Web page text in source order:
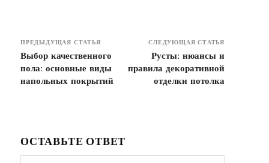
ПРЕДЫДУЩАЯ СТАТЬЯ
Выбор качественного
пола: основные виды
напольных покрытий
СЛЕДУЮЩАЯ СТАТЬЯ
Русты: нюансы и
правила декоративной
отделки потолка
ОСТАВЬТЕ ОТВЕТ